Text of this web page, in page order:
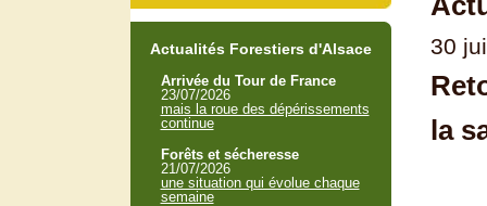
30
la
Actualités Forestiers d'Alsace
Arrivée du Tour de France
23/07/2026
mais la roue des dépérissements
continue
Forêts et sécheresse
21/07/2026
une situation qui évolue chaque
semaine